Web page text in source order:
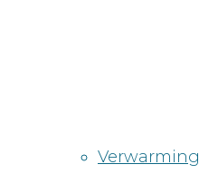
Verwarming